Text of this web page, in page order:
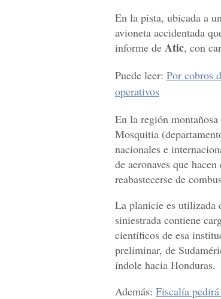
En la pista, ubicada a
avioneta accidentada
informe de Atic, con
Puede leer: Por cobros
operativos
En la región
Mosquitia
nacionales e
de aeronaves que
reabastecerse de
La planicie es utilizada
siniestrada contiene
científicos de esa
preliminar, de
índole hacia Honduras.
Además: Fiscalía